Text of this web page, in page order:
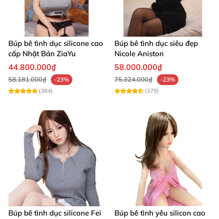
Phản hồi khách hàng chân thực 💬
Nguyễn Văn Tuấn: "Búp bê WM BEATA mang lại
cảm giác rất thật, chất liệu mềm mại và bền.
Mình rất hài lòng với sản phẩm này."
Lê Thị Hạnh: "Sản phẩm đẹp xuất sắc, từng chi
tiết nhỏ đều được chăm chút kỹ lưỡng. Giao hàng
nhanh, dịch vụ tận tình."
Trần Minh Quân: "Giao tiếp và hỗ trợ khách hàng
tuyệt vời! Đặt hàng và nhận sản phẩm đúng chất
lượng như cam kết."
Búp bê tình dục silicone cao
cấp Nhật Bản ZiaYu
44.800.000₫
58.181.000₫
-23%
(384)
Búp bê tình dục siêu đẹp
Nicole Aniston
58.000.000₫
75.324.000₫
-23%
(379)
Búp bê tình dục silicone Fei
Búp bê tình yêu silicon cao